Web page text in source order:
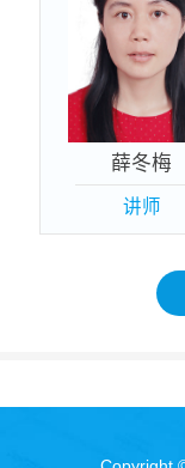
薛冬梅
讲师